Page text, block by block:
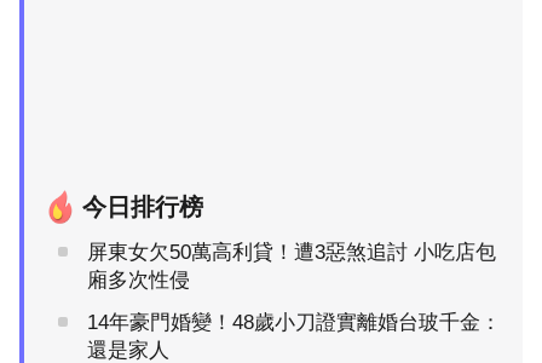
今日排行榜
屏東女欠50萬高利貸！遭3惡煞追討 小吃店包
廂多次性侵
14年豪門婚變！48歲小刀證實離婚台玻千金：
還是家人